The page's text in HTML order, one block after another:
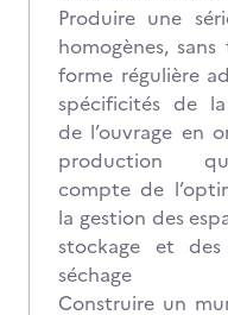
Produire une
homogènes,
forme régulière
spécificités de
de l’ouvrage en
production
compte de
la gestion des
stockage et
séchage
Construire un